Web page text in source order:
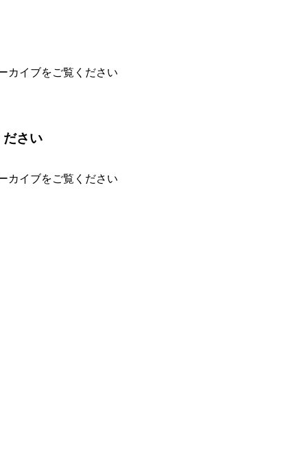
カイブをご覧ください
ださい
カイブをご覧ください